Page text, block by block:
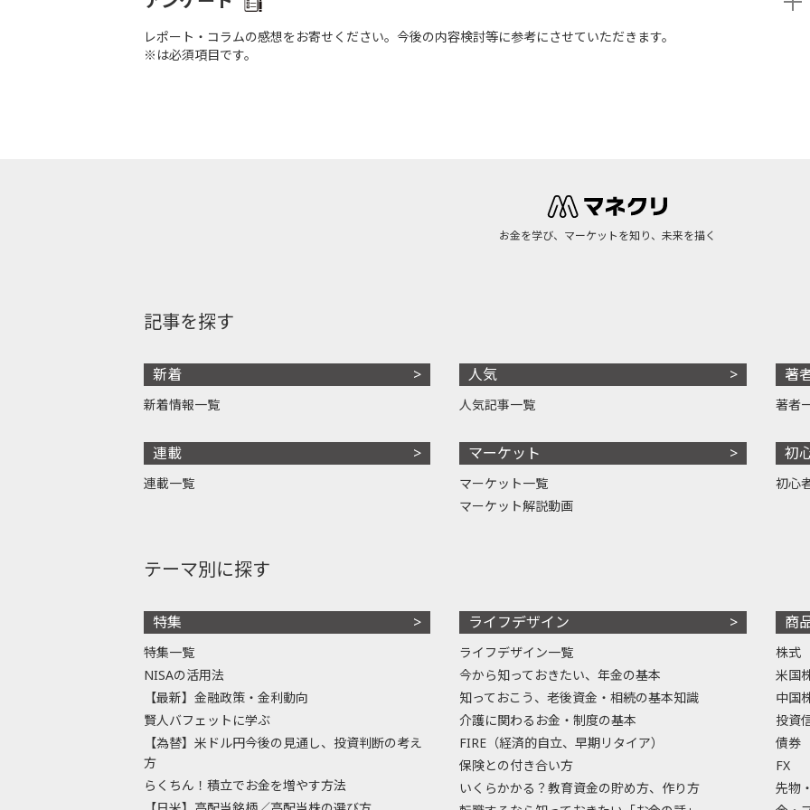
レポート・コラムの感想をお寄せください。今後の内容検討等に参考にさせていただきます。
※は必須項目です。
お金を学び、マーケットを知り、未来を描く
記事を探す
新着
新着情報一覧
連載
連載一覧
人気
人気記事一覧
マーケット
マーケット一覧
マーケット解説動画
著
著者
初
初心
テーマ別に探す
特集
特集一覧
NISAの活用法
【最新】金融政策・金利動向
賢人バフェットに学ぶ
【為替】米ドル円今後の見通し、投資判断の考え
方
らくちん！積立でお金を増やす方法
ライフデザイン
ライフデザイン一覧
今から知っておきたい、年金の基本
知っておこう、老後資金・相続の基本知識
介護に関わるお金・制度の基本
FIRE（経済的自立、早期リタイア）
保険との付き合い方
いくらかかる？教育資金の貯め方、作り方
商
株式
米国
中国
投資
債券
FX
先物